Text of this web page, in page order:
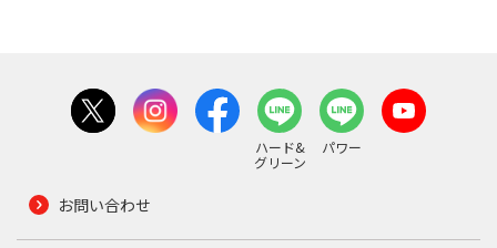
ハード&
グリーン
パワー
お問い合わせ